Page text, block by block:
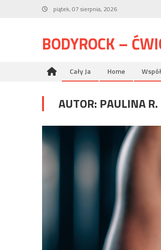
piątek, 07 sierpnia, 2026
BODYROCK –
Cały Ja Home
AUTOR: PAULINA R.